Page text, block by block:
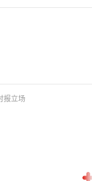
报立场